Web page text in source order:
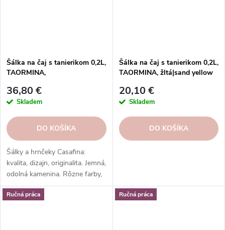
Šálka na čaj s tanierikom 0,2L,
TAORMINA,
36,80 €
Skladem
DO KOŠÍKA
Šálky a hrnčeky Casafina:
kvalita, dizajn, originalita. Jemná,
odolná kamenina. Rôzne farby,
vzory, tvary. Na každý nápoj a
príležitosť.
Šálka na čaj s tanierikom 0,2L,
TAORMINA, žltá|sand yellow
20,10 €
Skladem
DO KOŠÍKA
Ručná práca Ručná práca